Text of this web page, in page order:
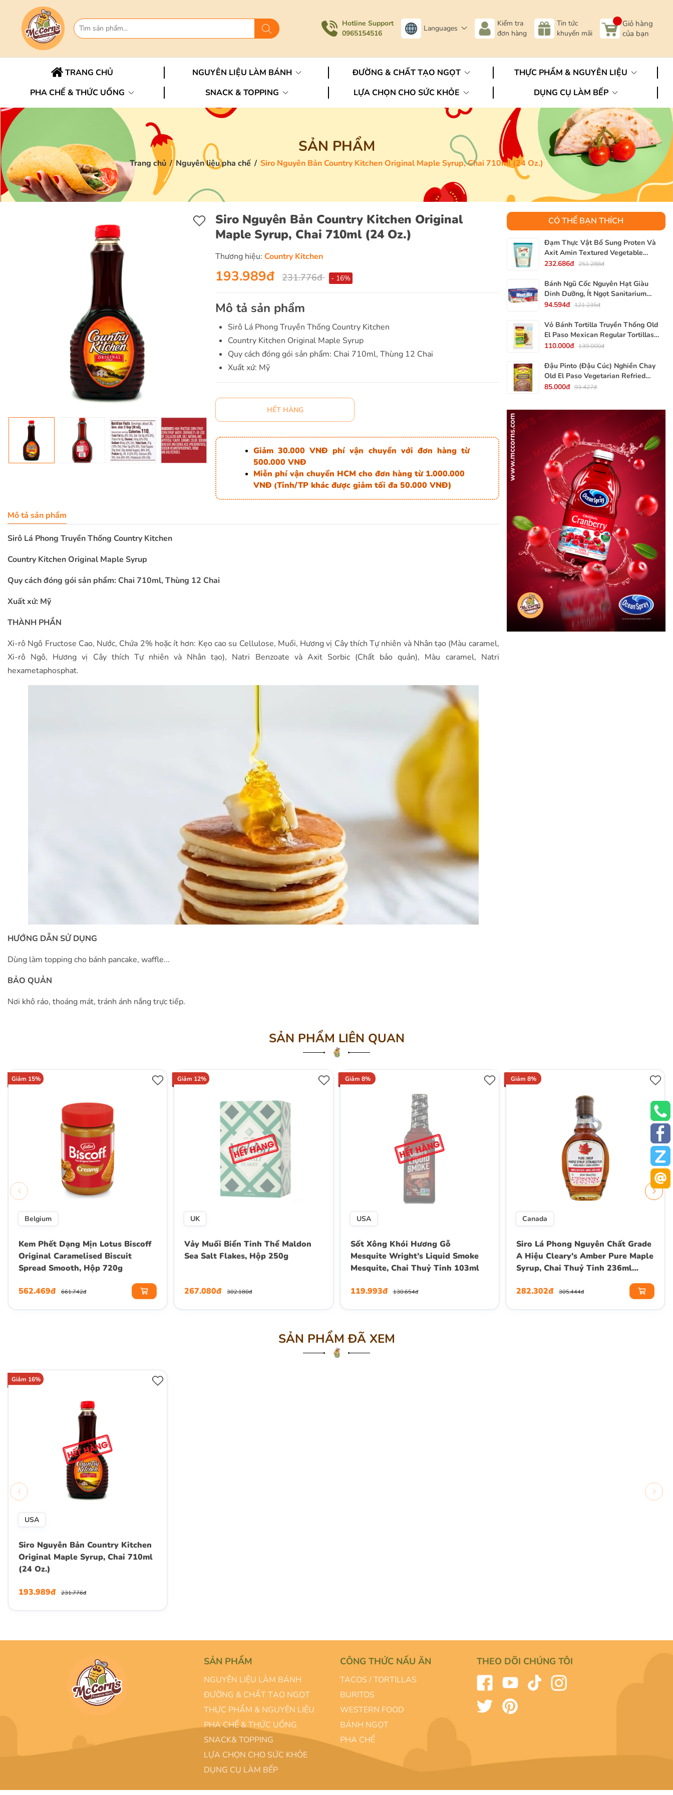
Hotline Support
0965154516
Languages
Kiểm tra
đơn hàng
Tin tức
khuyến mãi
Giỏ hàng
của bạn
TRANG CHỦ NGUYÊN LIỆU LÀM BÁNH ĐƯỜNG & CHẤT TẠO NGỌT
THỰC PHẨM & NGUYÊN LIỆU
PHA CHẾ & THỨC UỐNG
SNACK & TOPPING LỰA CHỌN CHO SỨC KHỎE DỤNG CỤ LÀM BẾP
SẢN PHẨM
Trang chủ / Nguyên liệu pha chế / Siro Nguyên Bản Country Kitchen Original Maple Syrup, Chai 710ml (24 Oz.)
Siro Nguyên Bản Country Kitchen Original
Maple Syrup, Chai 710ml (24 Oz.)
Thương hiệu: Country Kitchen
193.989đ 231.776đ - 16%
Mô tả sản phẩm
Sirô Lá Phong Truyền Thống Country Kitchen
Country Kitchen Original Maple Syrup
Quy cách đóng gói sản phẩm: Chai 710ml, Thùng 12 Chai
Xuất xứ: Mỹ
HẾT HÀNG
Giảm 30.000 VNĐ phí vận chuyển với đơn hàng từ
500.000 VNĐ
Miễn phí vận chuyển HCM cho đơn hàng từ 1.000.000
VNĐ (Tỉnh/TP khác được giảm tối đa 50.000 VNĐ)
Mô tả sản phẩm
Sirô Lá Phong Truyền Thống Country Kitchen
Country Kitchen Original Maple Syrup
Quy cách đóng gói sản phẩm: Chai 710ml, Thùng 12 Chai
Xuất xứ: Mỹ
THÀNH PHẦN
Xi-rô Ngô Fructose Cao, Nước, Chứa 2% hoặc ít hơn: Kẹo cao su Cellulose, Muối, Hương vị Cây thích Tự nhiên và Nhân tạo (Màu caramel,
Xi-rô Ngô, Hương vị Cây thích Tự nhiên và Nhân tạo), Natri Benzoate và Axit Sorbic (Chất bảo quản), Màu caramel, Natri
hexametaphosphat.
HƯỚNG DẪN SỬ DỤNG
Dùng làm topping cho bánh pancake, waffle...
BẢO QUẢN
Nơi khô ráo, thoáng mát, tránh ánh nắng trực tiếp.
CÓ THỂ BẠN THÍCH
Đạm Thực Vật Bổ Sung Proten Và
Axit Amin Textured Vegetable
Protein TVP Bob's Red Mill, Gói
232.686đ 251.288đ
Bánh Ngũ Cốc Nguyên Hạt Giàu
Dinh Dưỡng, Ít Ngọt Sanitarium
Weet-Bix, Hộp 375g
94.594đ 121.235đ
Vỏ Bánh Tortilla Truyền Thống Old
El Paso Mexican Regular Tortillas
Flour, Gói 240g (Gói 6 Vỏ)
110.000đ 139.000đ
Đậu Pinto (Đậu Cúc) Nghiền Chay
Old El Paso Vegetarian Refried
Beans, Lon 453g (16 Oz.) 1 Lb.
85.000đ 93.427đ
SẢN PHẨM LIÊN QUAN
Giảm 15%
Belgium
Kem Phết Dạng Mịn Lotus Biscoff
Original Caramelised Biscuit
Spread Smooth, Hộp 720g
562.469đ 661.742đ
Giảm 12%
UK
Vảy Muối Biển Tinh Thể Maldon
Sea Salt Flakes, Hộp 250g
267.080đ 302.180đ
Giảm 8%
USA
Sốt Xông Khói Hương Gỗ
Mesquite Wright’s Liquid Smoke
Mesquite, Chai Thuỷ Tinh 103ml
119.993đ 130.654đ
Giảm 8%
Canada
Siro Lá Phong Nguyên Chất Grade
A Hiệu Cleary's Amber Pure Maple
Syrup, Chai Thuỷ Tinh 236ml
282.302đ
305.444đ
SẢN PHẨM ĐÃ XEM
Giảm 16%
USA
Siro Nguyên Bản Country Kitchen
Original Maple Syrup, Chai 710ml
(24 Oz.)
193.989đ 231.776đ
SẢN PHẨM
NGUYÊN LIỆU LÀM BÁNH
ĐƯỜNG & CHẤT TẠO NGỌT
THỰC PHẨM & NGUYÊN LIỆU
PHA CHẾ & THỨC UỐNG
SNACK& TOPPING
LỰA CHỌN CHO SỨC KHỎE
DỤNG CỤ LÀM BẾP
CÔNG THỨC NẤU ĂN
TACOS / TORTILLAS
BURITOS
WESTERN FOOD
BÁNH NGỌT
PHA CHẾ
THEO DÕI CHÚNG TÔI